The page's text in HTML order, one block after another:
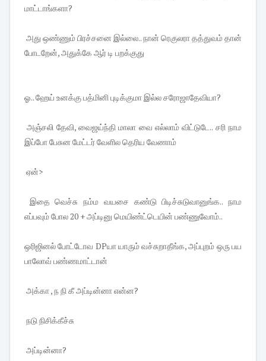
மாட்டாங்களா?
அது ஒண்ணும் பிரச்சனை இல்லை.. நான் ரெகுலரா தத்துவம் தான்
போடறேன், அதுக்கே ஆர் டி பறக்குது
ஓ.. ஹேய் உனக்கு பத்மினி புடிக்குமா இல்ல சரோஜாதேவியா?
அஞ்சலி தேவி, வைஜய்ந்தி மாலா வை எல்லாம் விட்டுடே.. சரி நாம
இப்போ பேசுன மேட்டர் வேளில தெரிய வேணாம்
ஏன்>
இதை வெச்சு நம்ம வயசை கண்டு பிடிச்சுடுவானுங்க.. நாம
எப்பவும் போல 20 + அப்டினு மெயிண்ட்டெயின் பண்ணுவோம்..
ஒரிஜினல் போட்டோவ DPயா யாரும் வச்சுறாதீங்க, அப்புறம் ஒரு பய
பாலோவ் பண்ணமாட்டான்
அக்கா , ந நி கீ அப்டின்னா என்ன?
நடு நிசிக்கீச்சு
அப்டின்னா?